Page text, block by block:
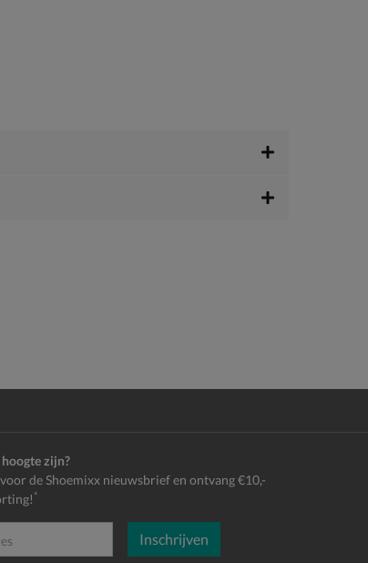
zijn?
de Shoemixx nieuwsbrief en ontvang €10,-
*
Inschrijven